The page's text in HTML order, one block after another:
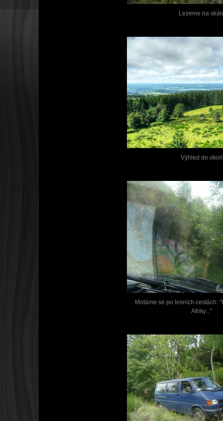
Lezeme na
Výhled do okolí
Motáme se po lesních cestách:
Afriky..."